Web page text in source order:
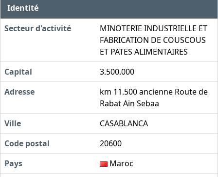
Identité
Secteur d'activité
MINOTERIE INDUSTRIELLE ET
FABRICATION DE COUSCOUS
ET PATES ALIMENTAIRES
Capital
3.500.000
Adresse
km 11.500 ancienne Route de
Rabat Ain Sebaa
Ville
CASABLANCA
Code postal
20600
Pays
Maroc